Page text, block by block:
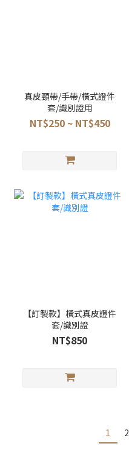
真皮頸帶/手帶/橫式證件
套/識別證用
NT$250 ~ NT$450
【訂製款】橫式真皮證件
套/識別證
NT$850
1 2